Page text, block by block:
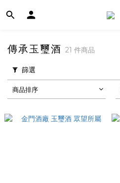
傳承玉璽酒 21 件商品
篩選
商品排序